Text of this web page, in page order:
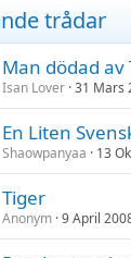
trådar
Man dödad
Isan Lover 31 Mars
En Liten
Shaowpanyaa 13
Tiger
Anonym 9 April